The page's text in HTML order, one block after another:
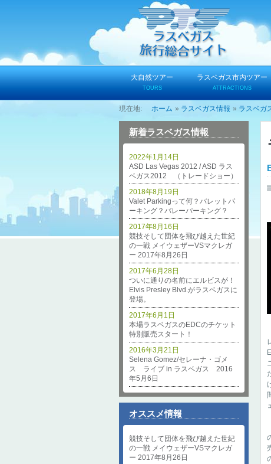
ツ
大自然ツアー
TOURS
ラスベガス市内ツアー
ATTRACTIONS
ホーム ラスベガス情報 ラスベガ
新着ラスベガス情報
ASD Las Vegas 2012 / ASD ラス
ベガス2012 （トレードショー）
2022年1月14日
Valet Parkingって何？バレットパ
ーキング？バレーパーキング？
2018年8月19日
競技そして団体を飛び越えた世紀
の一戦 メイウェザーVSマクレガ
ー 2017年8月26日
2017年8月16日
ついに通りの名前にエルビスが！
Elvis Presley Blvd.がラスベガスに
登場。
2017年6月28日
本場ラスベガスのEDCのチケット
特別販売スタート！
2017年6月1日
Selena Gomez/セレーナ・ゴメ
ス ライブ in ラスベガス 2016
年5月6日
2016年3月21日
オススメ情報
競技そして団体を飛び越えた世紀
の一戦 メイウェザーVSマクレガ
ー 2017年8月26日